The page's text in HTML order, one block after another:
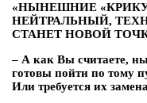
«НЫНЕШНИЕ
НЕЙТРАЛЬНЫЙ,
СТАНЕТ НОВОЙ
– А как Вы считаете,
готовы пойти по тому
Или требуется их